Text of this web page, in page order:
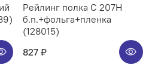
Рейлинг полка C 207H
б.п.+фольга+пленка
(128015)
827 ₽